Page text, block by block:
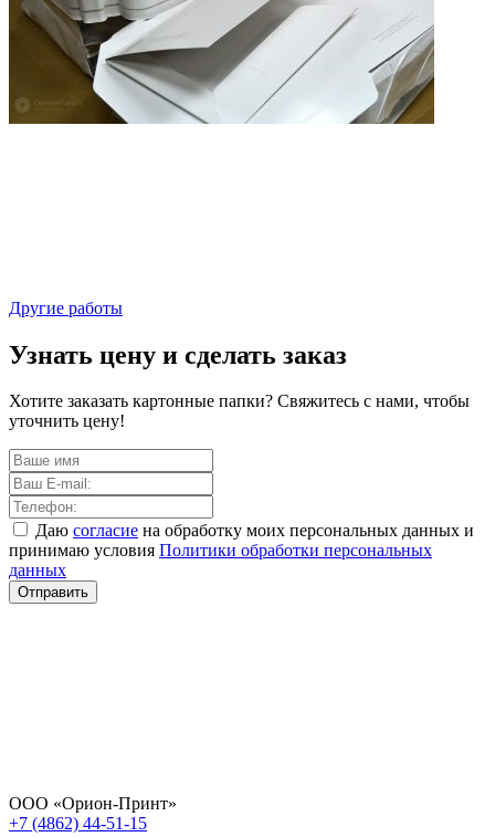
Другие работы
Узнать цену и сделать заказ
Хотите заказать картонные папки? Свяжитесь с нами, чтобы
уточнить цену!
Даю согласие на обработку моих персональных данных и
принимаю условия Политики обработки персональных
данных
Отправить
ООО «Орион-Принт»
+7 (4862) 44-51-15